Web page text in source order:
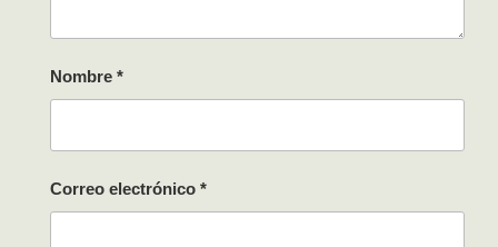
Nombre *
Correo electrónico *